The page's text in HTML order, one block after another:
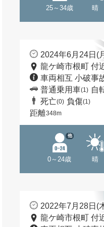
25～34歳 晴
2024年6月24日(
龍ケ崎市根町 付
車両相互 小破事
普通乗用車(1) 自
死亡(0) 負傷(1)
距離348m
0～24歳
他
晴
2022年7月28日(
龍ケ崎市根町 付